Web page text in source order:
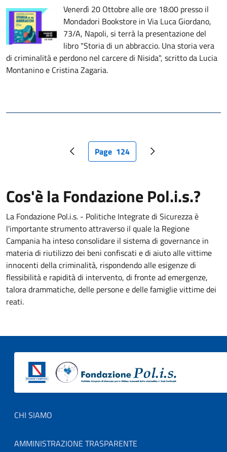
Venerdì 20 Ottobre alle ore 18:00 presso il
Mondadori Bookstore in Via Luca Giordano,
73/A, Napoli, si terrà la presentazione del
libro "Storia di un abbraccio. Una storia vera
di criminalità e perdono nel carcere di Nisida", scritto da Lucia
Montanino e Cristina Zagaria.
Pagina precedente
Pagina attuale
Page 124 Pagina successiva
Cos'è la Fondazione Pol.i.s.?
La Fondazione Pol.i.s. - Politiche Integrate di Sicurezza è
l'importante strumento attraverso il quale la Regione
Campania ha inteso consolidare il sistema di governance in
materia di riutilizzo dei beni confiscati e di aiuto alle vittime
innocenti della criminalità, rispondendo alle esigenze di
flessibilità e rapidità di intervento, di fronte ad emergenze,
talora drammatiche, delle persone e delle famiglie vittime dei
reati.
Footer menu
CHI SIAMO
AMMINISTRAZIONE TRASPARENTE